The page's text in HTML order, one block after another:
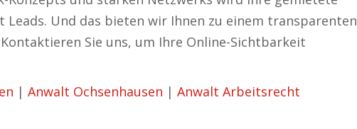
Und das bieten wir Ihnen zu einem transparenten
Sie uns, um Ihre Online-Sichtbarkeit
| Anwalt Ochsenhausen | Anwalt Arbeitsrecht